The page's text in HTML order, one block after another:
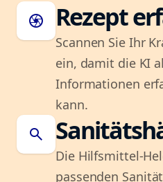
camera Rezept
Scannen Sie Ihr
ein, damit die KI
Informationen
kann.
search
Die Hilfsmittel-
passenden